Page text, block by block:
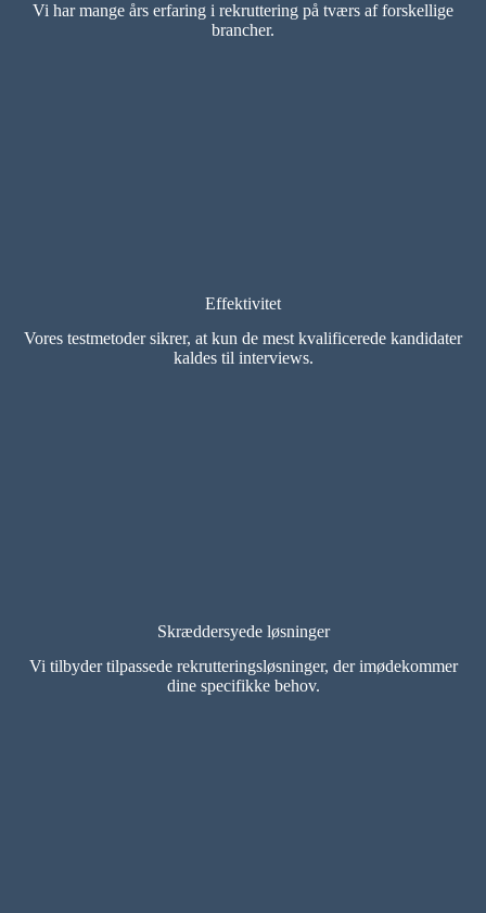
Vi har mange års erfaring i rekruttering på tværs af forskellige
brancher.
Effektivitet
Vores testmetoder sikrer, at kun de mest kvalificerede kandidater
kaldes til interviews.
Skræddersyede løsninger
Vi tilbyder tilpassede rekrutteringsløsninger, der imødekommer
dine specifikke behov.